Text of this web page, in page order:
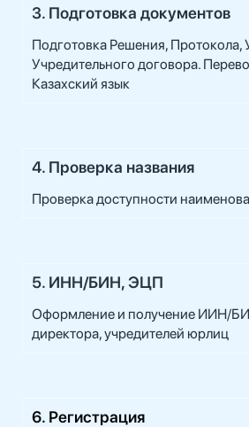
3. Подготовка документов
Подготовка Решения, Протокола,
Учредительного договора.
Казахский язык
4. Проверка названия
Проверка доступности
5. ИНН/БИН, ЭЦП
Оформление и получение ИИН/
директора, учредителей юрлиц
6. Регистрация